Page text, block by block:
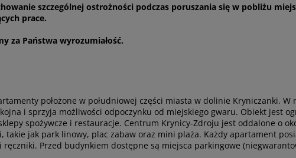
szczególnej ostrożności podczas poruszania się w pobliżu
prace.
za Państwa wyrozumiałość.
położone w południowej części miasta w dolinie Kryniczanki.
i sprzyja możliwości odpoczynku od miejskiego gwaru. Obiekt jest
spożywcze i restauracje. Centrum Krynicy-Zdroju jest oddalone o
takie jak park linowy, plac zabaw oraz mini plaża. Każdy apartament
Przed budynkiem dostępne są miejsca parkingowe